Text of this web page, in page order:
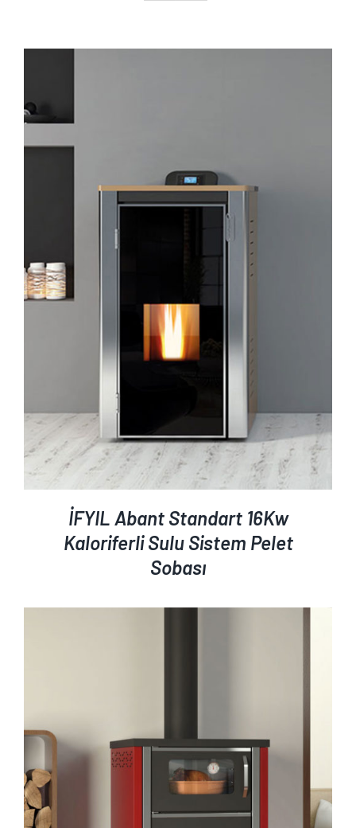
AYRINTILAR
İFYIL Abant Standart 16Kw
Kaloriferli Sulu Sistem Pelet
Sobası